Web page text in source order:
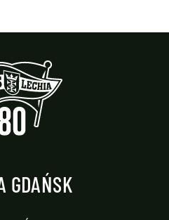
GDAŃSK